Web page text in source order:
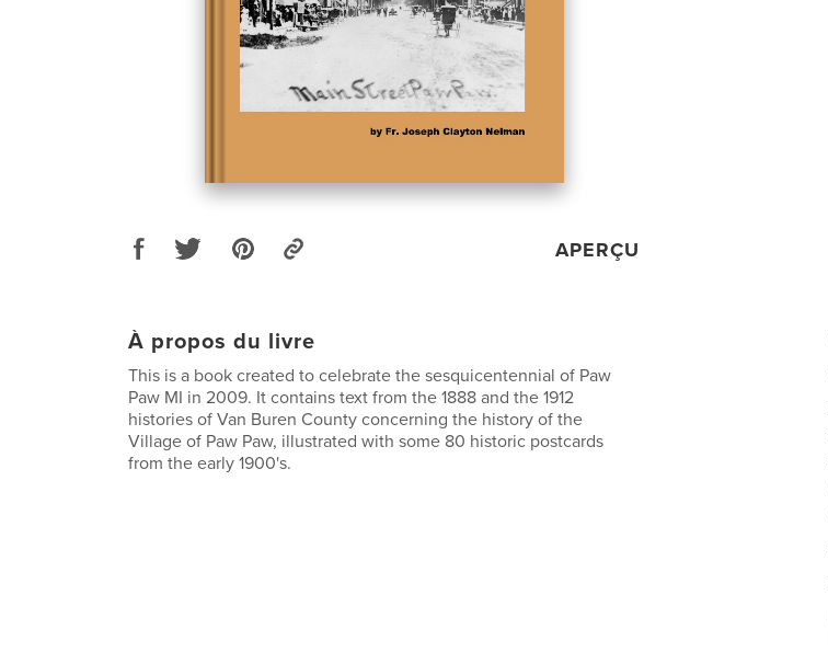
APERÇU
À propos du livre
This is a book created to celebrate the sesquicentennial of Paw
Paw MI in 2009. It contains text from the 1888 and the 1912
histories of Van Buren County concerning the history of the
Village of Paw Paw, illustrated with some 80 historic postcards
from the early 1900's.